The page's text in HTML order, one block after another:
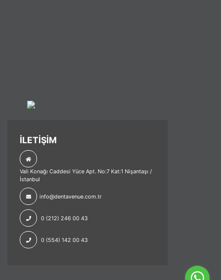
İLETİŞİM
Vali Konağı Caddesi Yüce Apt. No:7 Kat:1 Nişantaşı /
İstanbul
info@dentavenue.com.tr
0 (212) 246 00 43
0 (554) 142 00 43